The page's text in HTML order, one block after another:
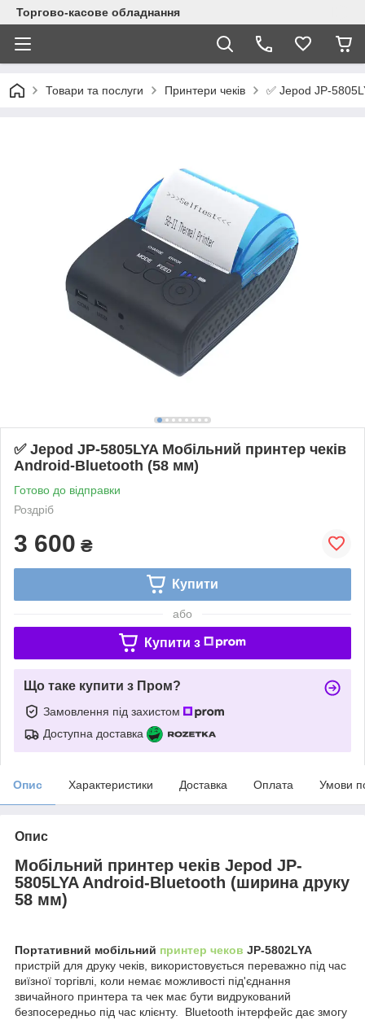
Торгово-касове обладнання
Товари та послуги Принтери чеків ✅ Jepod JP-
✅ Jepod JP-5805LYA Мобільний принтер чеків
Android-Bluetooth (58 мм)
Готово до відправки
Роздріб
3 600 ₴
Купити
або
Купити з
Що таке купити з Пром?
Замовлення під захистом
Доступна доставка
Опис Характеристики Доставка Оплата Умови
Опис
Мобільний принтер чеків Jepod JP-
5805LYA Android-Bluetooth (ширина друку
58 мм)
Портативний мобільний принтер чеков JP-5802LYA
пристрій для друку чеків, використовується переважно під час
виїзної торгівлі, коли немає можливості під'єднання
звичайного принтера та чек має бути видрукований
безпосередньо під час клієнту. Bluetooth інтерфейс дає змогу